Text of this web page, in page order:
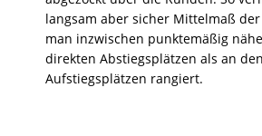
langsam aber sicher Mittelmaß der
man inzwischen punktemäßig
direkten Abstiegsplätzen als an
Aufstiegsplätzen rangiert.